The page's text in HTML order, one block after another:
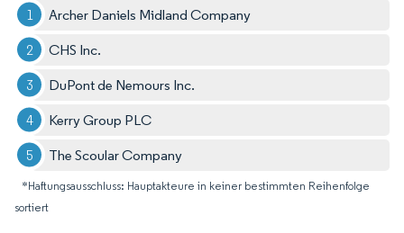
Archer Daniels Midland Company
CHS Inc.
DuPont de Nemours Inc.
Kerry Group PLC
The Scoular Company
*Haftungsausschluss: Hauptakteure in keiner bestimmten Reihenfolge
sortiert